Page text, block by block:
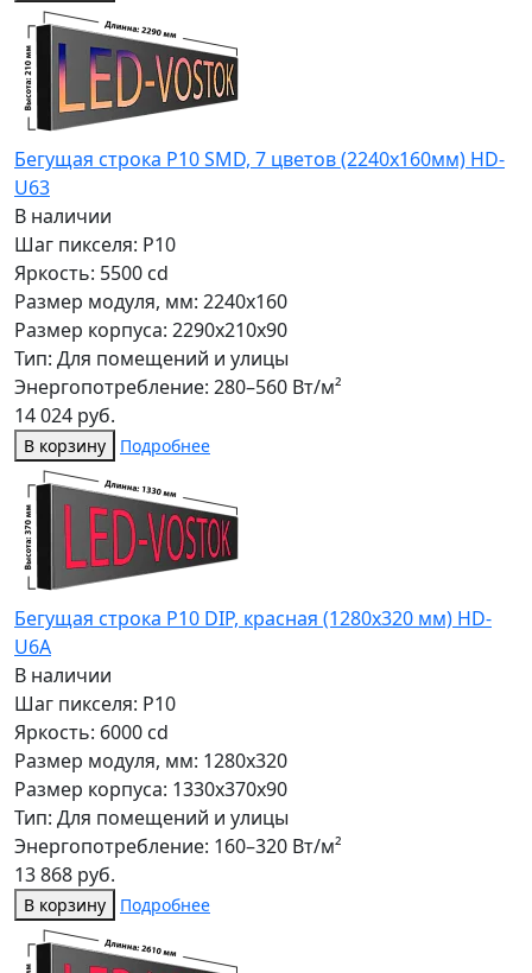
Бегущая строка Р10 SMD, 7 цветов (2240x160мм) HD-
U63
В наличии
Шаг пикселя: P10
Яркость: 5500 cd
Размер модуля, мм: 2240x160
Размер корпуса: 2290x210x90
Тип: Для помещений и улицы
Энергопотребление: 280–560 Вт/м²
14 024 руб.
В корзину Подробнее
Бегущая строка Р10 DIP, красная (1280x320 мм) HD-
U6A
В наличии
Шаг пикселя: P10
Яркость: 6000 cd
Размер модуля, мм: 1280x320
Размер корпуса: 1330x370x90
Тип: Для помещений и улицы
Энергопотребление: 160–320 Вт/м²
13 868 руб.
В корзину Подробнее